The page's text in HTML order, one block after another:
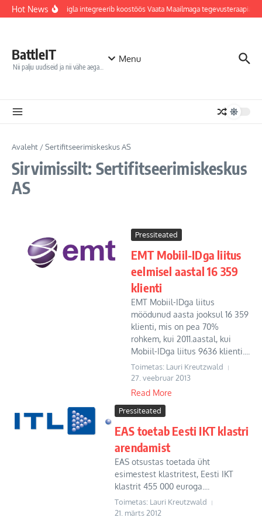
Sisu juurde
Hot NewsJõhvi haigla integreerib koostöös Vaata Maailmaga
BattleIT
Nii palju uudiseid ja nii vähe aega…
Menu
Avaleht /Sertifitseerimiskeskus AS
Sirvimissilt: Sertifitseerimiskeskus
AS
Pressiteated
EMT Mobiil-IDga liitus
eelmisel aastal 16 359
klienti
EMT Mobiil-IDga liitus
möödunud aasta jooksul 16 359
klienti, mis on pea 70%
rohkem, kui 2011.aastal, kui
Mobiil-IDga liitus 9636 klienti....
Toimetas: Lauri Kreutzwald
27. veebruar 2013
Read More
Pressiteated
EAS toetab Eesti IKT klastri
arendamist
EAS otsustas toetada üht
esimestest klastritest, Eesti IKT
klastrit 455 000 euroga....
Toimetas: Lauri Kreutzwald
21. märts 2012